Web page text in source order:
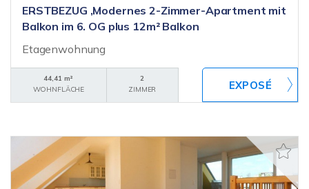
ERSTBEZUG ,Modernes 2-Zimmer-Apartment mit
Balkon im 6. OG plus 12m² Balkon
Etagenwohnung
44,41 m²
WOHNFLÄCHE
2
ZIMMER